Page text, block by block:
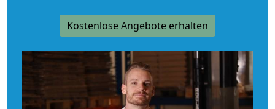
Kostenlose Angebote erhalten